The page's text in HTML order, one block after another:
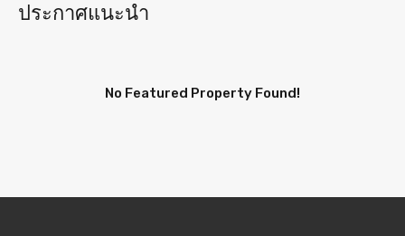
ประกาศแนะนำ
No Featured Property Found!